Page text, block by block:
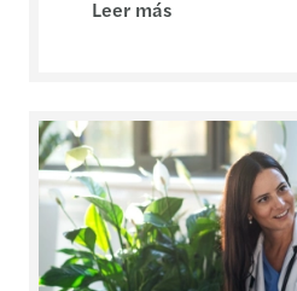
Leer más